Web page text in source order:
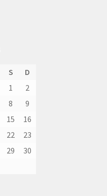
S
D
1
2
8
9
15
16
22
23
29
30